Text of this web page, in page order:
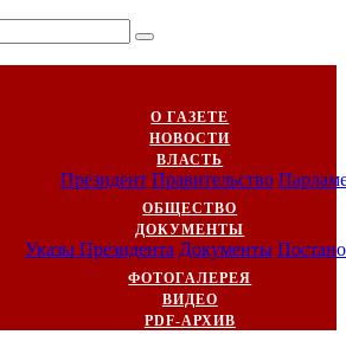
О ГАЗЕТЕ
НОВОСТИ
ВЛАСТЬ
Президент Правительство
ОБЩЕСТВО
ДОКУМЕНТЫ
Указы Президента Документы
ФОТОГАЛЕРЕЯ
ВИДЕО
PDF-АРХИВ